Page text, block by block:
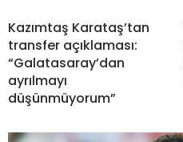
Kazımtaş Karataş’tan
transfer açıklaması:
“Galatasaray’dan
ayrılmayı
düşünmüyorum”